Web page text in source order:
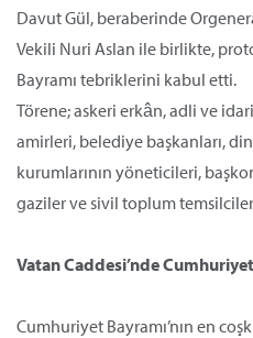
Davut Gül, beraberinde
Vekili Nuri Aslan ile birlikte,
Bayramı tebriklerini kabul etti.
Törene; askeri erkân, adli ve
amirleri, belediye başkanları,
kurumlarının yöneticileri,
gaziler ve sivil toplum
Vatan Caddesi’nde
Cumhuriyet Bayramı’nın en